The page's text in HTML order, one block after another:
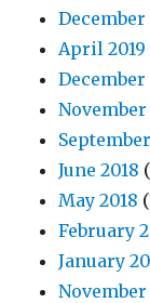
December
April 2019
December
November
June 2018
May 2018
February
January
November